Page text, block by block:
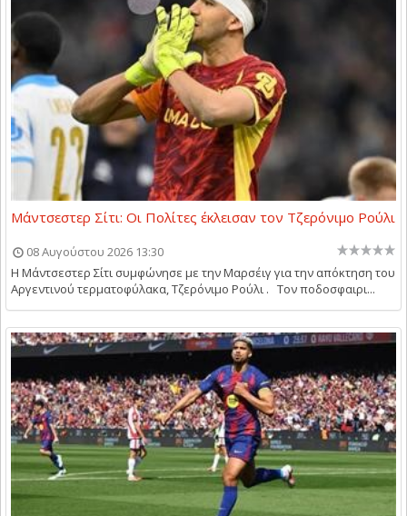
Μάντσεστερ Σίτι: Οι Πολίτες έκλεισαν τον Τζερόνιμο Ρούλι
08 Αυγούστου 2026 13:30
Η Μάντσεστερ Σίτι συμφώνησε με την Μαρσέιγ για την απόκτηση του
Αργεντινού τερματοφύλακα, Τζερόνιμο Ρούλι . Τον ποδοσφαιρι...